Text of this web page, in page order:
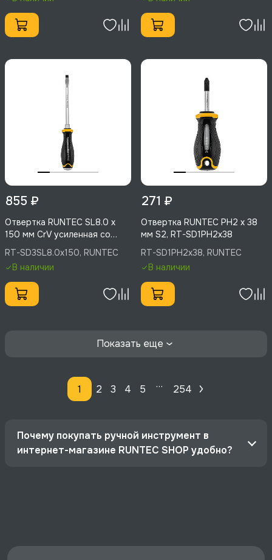
855 ₽
Отвертка RUNTEC SL8.0 x
150 мм CrV усиленная со
сквозным стержнем, RT-
SD3SL8.0x150
RT-SD3SL8.0x150, RUNTEC
В наличии
271 ₽
Отвертка RUNTEC PH2 x 38
мм S2, RT-SD1PH2x38
RT-SD1PH2x38, RUNTEC
В наличии
Показать еще
1 2 3 4 5 … 254
Почему покупать ручной инструмент в
интернет-магазине RUNTEC SHOP удобно?